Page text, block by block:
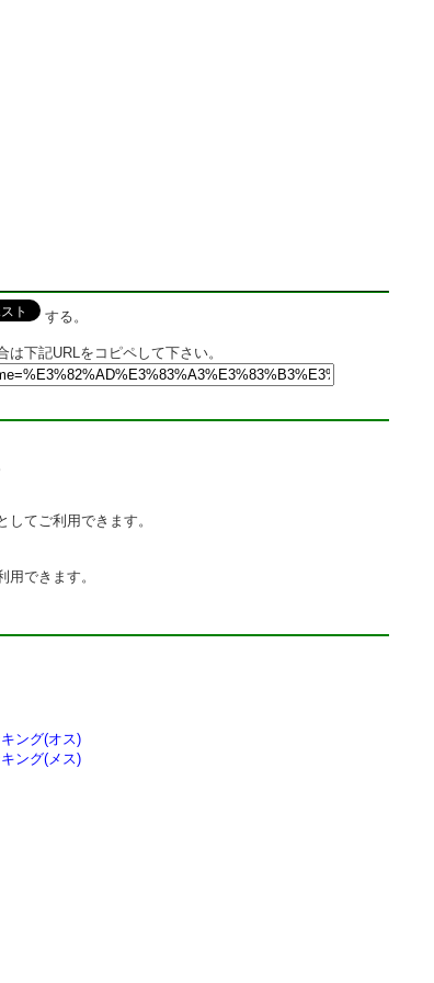
する。
下記URLをコピペして下さい。
てご利用できます。
できます。
ング(オス)
ング(メス)